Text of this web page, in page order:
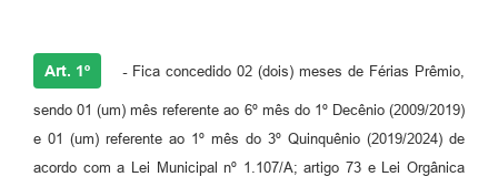
Art. 1º - Fica concedido 02 (dois) meses de Férias Prêmio,
sendo 01 (um) mês referente ao 6º mês do 1º Decênio (2009/2019)
e 01 (um) referente ao 1º mês do 3º Quinquênio (2019/2024) de
acordo com a Lei Municipal nº 1.107/A; artigo 73 e Lei Orgânica